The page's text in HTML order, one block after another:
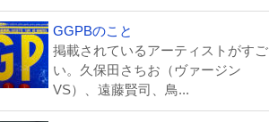
GGPBのこと
掲載されているアーティストがすご
い。久保田さちお（ヴァージン
VS）、遠藤賢司、鳥...